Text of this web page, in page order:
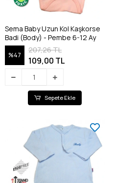
Sema Baby Uzun Kol Kaşkorse
Badi (Body) - Pembe 6-12 Ay
%47
207,26 TL
109,00 TL
Sepete Ekle